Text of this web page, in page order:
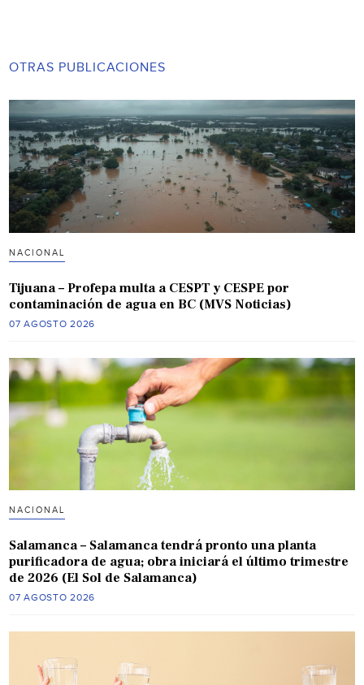
OTRAS PUBLICACIONES
NACIONAL
Tijuana – Profepa multa a CESPT y CESPE por
contaminación de agua en BC (MVS Noticias)
07 AGOSTO 2026
NACIONAL
Salamanca – Salamanca tendrá pronto una planta
purificadora de agua; obra iniciará el último trimestre
de 2026 (El Sol de Salamanca)
07 AGOSTO 2026